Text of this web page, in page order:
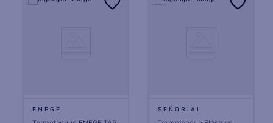
EMEGE SEÑORIAL